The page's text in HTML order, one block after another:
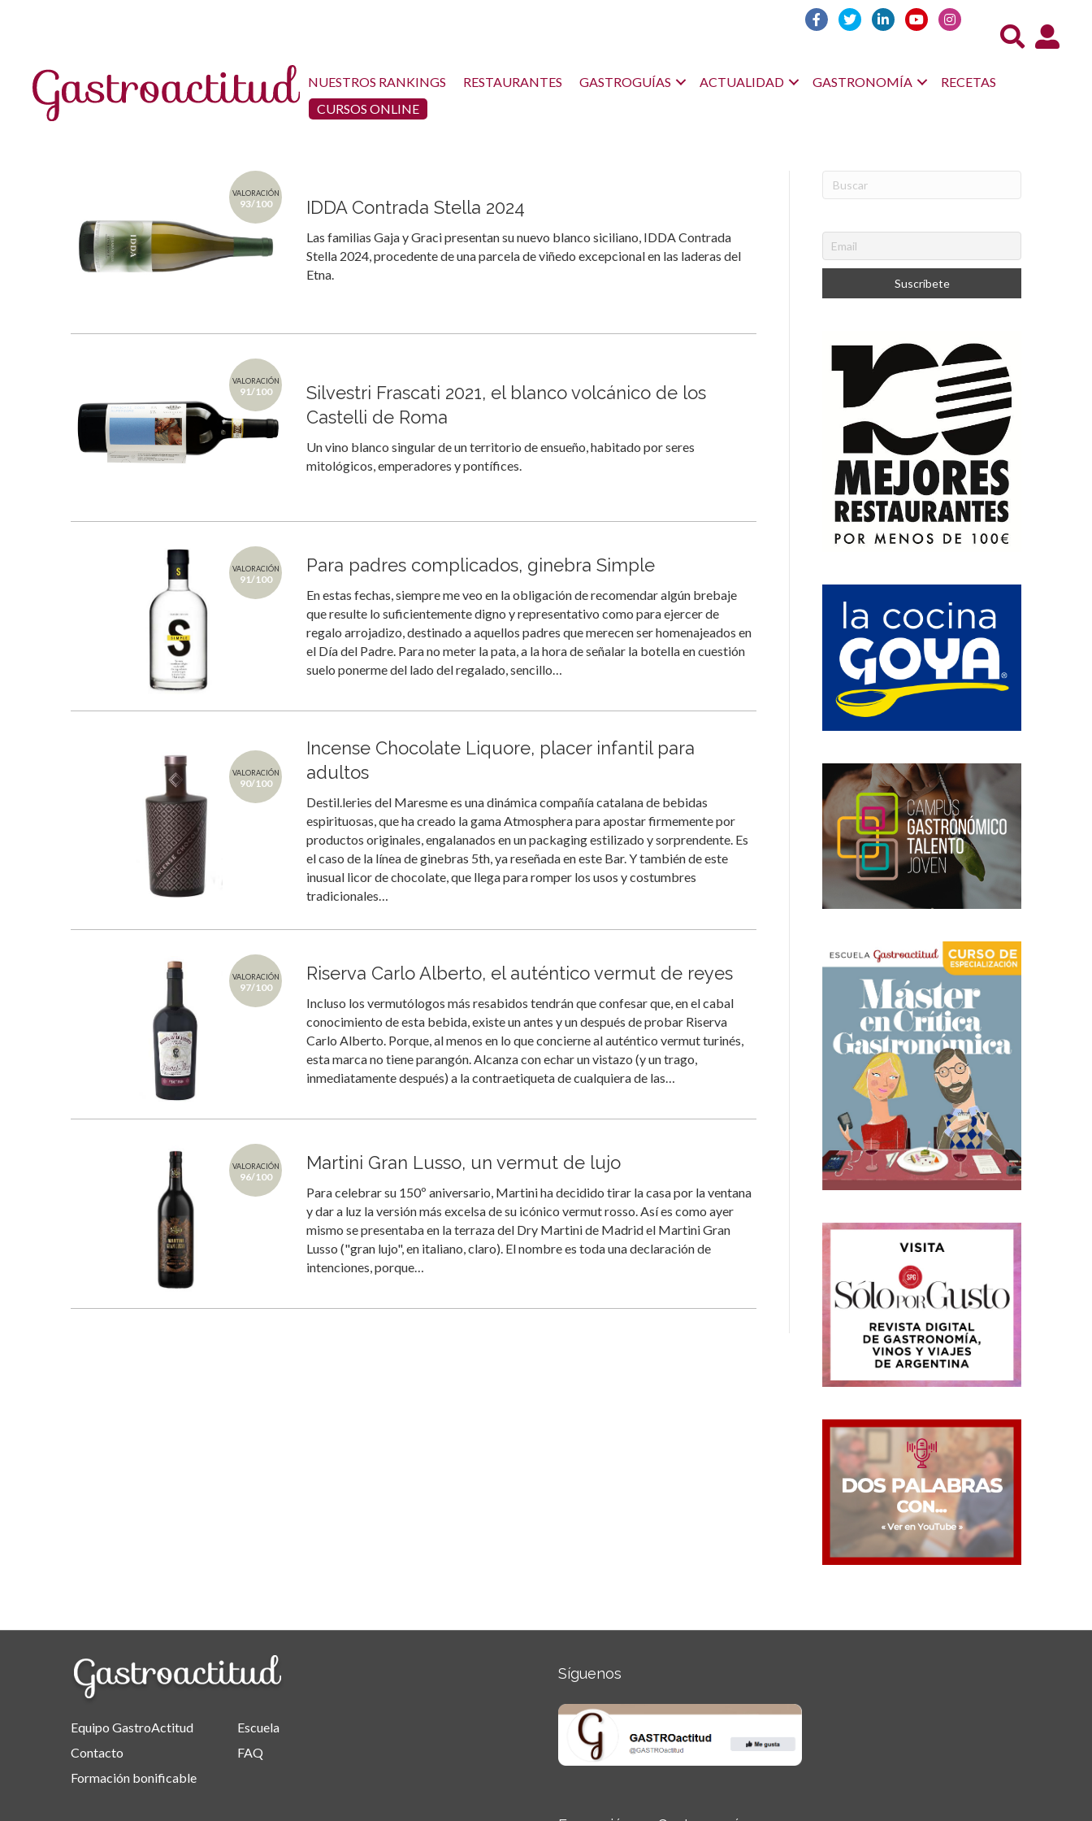
Acceso
NUESTROS RANKINGS RESTAURANTES GASTROGUÍAS ACTUALIDAD GASTRONOMÍA
RECETAS
CURSOS ONLINE
VALORACIÓN
93/100 IDDA Contrada Stella 2024
Las familias Gaja y Graci presentan su nuevo blanco siciliano, IDDA Contrada
Stella 2024, procedente de una parcela de viñedo excepcional en las laderas del
Etna.
VALORACIÓN
91/100
Silvestri Frascati 2021, el blanco volcánico de los
Castelli de Roma
Un vino blanco singular de un territorio de ensueño, habitado por seres
mitológicos, emperadores y pontífices.
VALORACIÓN
91/100
Para padres complicados, ginebra Simple
En estas fechas, siempre me veo en la obligación de recomendar algún brebaje
que resulte lo suficientemente digno y representativo como para ejercer de
regalo arrojadizo, destinado a aquellos padres que merecen ser homenajeados en
el Día del Padre. Para no meter la pata, a la hora de señalar la botella en cuestión
suelo ponerme del lado del regalado, sencillo…
VALORACIÓN
90/100
Incense Chocolate Liquore, placer infantil para
adultos
Destil.leries del Maresme es una dinámica compañía catalana de bebidas
espirituosas, que ha creado la gama Atmosphera para apostar firmemente por
productos originales, engalanados en un packaging estilizado y sorprendente. Es
el caso de la línea de ginebras 5th, ya reseñada en este Bar. Y también de este
inusual licor de chocolate, que llega para romper los usos y costumbres
tradicionales…
VALORACIÓN
97/100
Riserva Carlo Alberto, el auténtico vermut de reyes
Incluso los vermutólogos más resabidos tendrán que confesar que, en el cabal
conocimiento de esta bebida, existe un antes y un después de probar Riserva
Carlo Alberto. Porque, al menos en lo que concierne al auténtico vermut turinés,
esta marca no tiene parangón. Alcanza con echar un vistazo (y un trago,
inmediatamente después) a la contraetiqueta de cualquiera de las…
VALORACIÓN
96/100
Martini Gran Lusso, un vermut de lujo
Para celebrar su 150º aniversario, Martini ha decidido tirar la casa por la ventana
y dar a luz la versión más excelsa de su icónico vermut rosso. Así es como ayer
mismo se presentaba en la terraza del Dry Martini de Madrid el Martini Gran
Lusso ("gran lujo", en italiano, claro). El nombre es toda una declaración de
intenciones, porque…
Equipo GastroActitud
Contacto
Formación bonificable
Escuela
FAQ
Síguenos